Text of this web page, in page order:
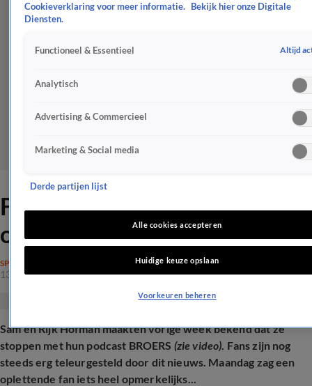
Fans hebben hierdoor hoop
op comeback BROERS
SPRAAKMAKEND
13 mei 2025, 09:01
Sam en Rijk Hofman maakten vorige week bekend dat ze
stoppen met hun podcast BROERS (zie video). Fans zijn nog
steeds erg teleurgesteld door dit nieuws. Maandag zag een
oplettende fan iets heel opmerkelijks...
Cookieverklaring voor meer informatie.
Bekijk hier onze Digitale
Diensten.
Functioneel & Essentieel Altijd
Analytisch
Advertising & Commercieel
Marketing & Social media
Derde partijen lijst
Alle cookies accepteren
Huidige keuze opslaan
Voorkeuren beheren